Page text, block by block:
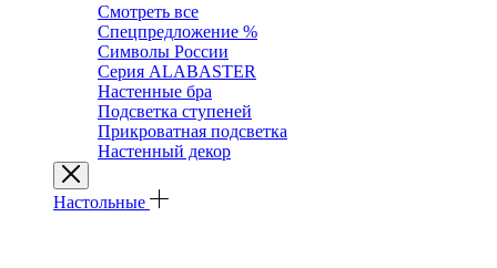
Смотреть все
Спецпредложение %
Символы России
Серия ALABASTER
Настенные бра
Подсветка ступеней
Прикроватная подсветка
Настенный декор
Настольные